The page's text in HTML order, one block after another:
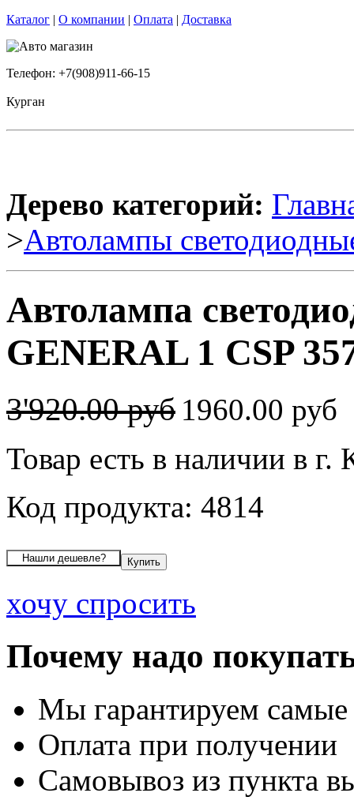
Каталог | О компании | Оплата | Доставка
Телефон: +7(908)911-66-15
Курган
Дерево категорий:
>Автолампы
Автолампа
GENERAL 1 CSP
3'920.00 руб 1960.00 руб
Товар есть в наличии в г.
Код продукта: 4814
хочу спросить
Почему надо
Мы гарантируем
Оплата при получении
Самовывоз из пункта